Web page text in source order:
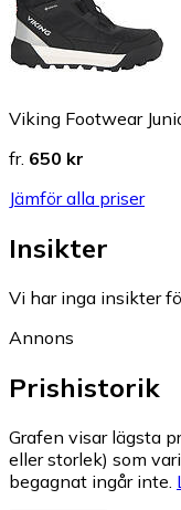
Viking Footwear
fr. 650 kr
Jämför alla priser
Insikter
Vi har inga insikter
Annons
Prishistorik
Grafen visar lägsta
eller storlek) som
begagnat ingår inte.